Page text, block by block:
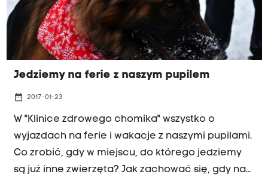
Jedziemy na ferie z naszym pupilem
date_range 2017-01-23
W "Klinice zdrowego chomika" wszystko o
wyjazdach na ferie i wakacje z naszymi pupilami.
Co zrobić, gdy w miejscu, do którego jedziemy
są już inne zwierzęta? Jak zachować się, gdy na